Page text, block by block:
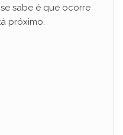
sabe é que ocorre
próximo.